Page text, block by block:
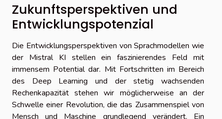
Zukunftsperspektiven und
Entwicklungspotenzial
Die Entwicklungsperspektiven von Sprachmodellen wie
der Mistral KI stellen ein faszinierendes Feld mit
immensem Potential dar. Mit Fortschritten im Bereich
des Deep Learning und der stetig wachsenden
Rechenkapazität stehen wir möglicherweise an der
Schwelle einer Revolution, die das Zusammenspiel von
Mensch und Maschine grundlegend verändert. Ein